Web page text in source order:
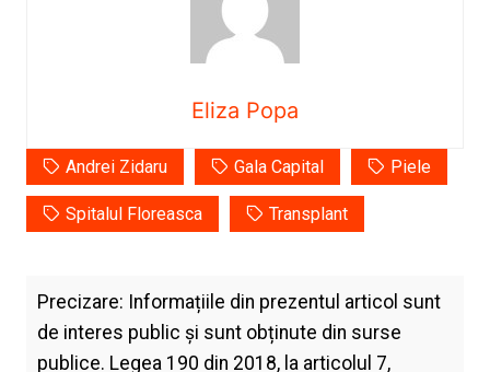
Eliza Popa
Andrei Zidaru Gala Capital Piele
Spitalul Floreasca Transplant
Precizare: Informațiile din prezentul articol sunt
de interes public și sunt obținute din surse
publice. Legea 190 din 2018, la articolul 7,